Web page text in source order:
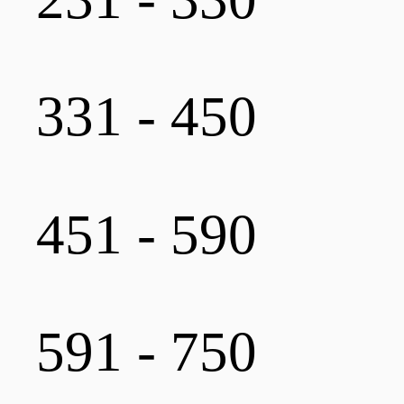
331 - 450
451 - 590
591 - 750